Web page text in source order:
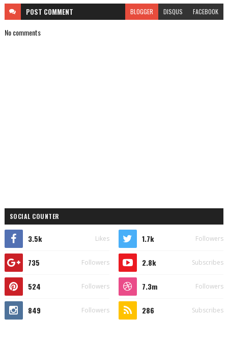
POST COMMENT BLOGGER DISQUS FACEBOOK
No comments
SOCIAL COUNTER
3.5k Likes 1.7k Followers
735 Followers 2.8k Subscribes
524 Followers 7.3m Followers
849 Followers 286 Subscribes